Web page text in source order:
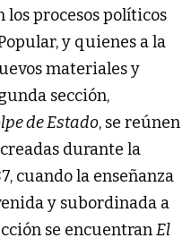
los procesos políticos
y quienes a la
materiales y
sección,
de Estado, se reúnen
durante la
cuando la enseñanza
y subordinada a
se encuentranEl